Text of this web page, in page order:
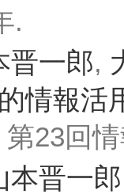
.
晋一郎,
情報活
第23回
本晋一郎